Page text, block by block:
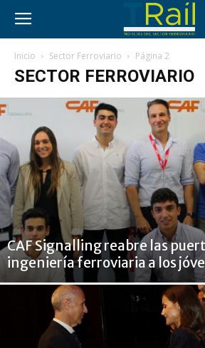
Inicio Sector Ferroviario Página 2
SECTOR FERROVIARIO
CAF Signalling reabre las
ingeniería ferroviaria a los